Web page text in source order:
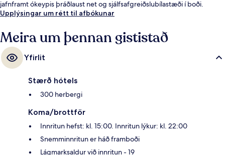
jafnframt ókeypis þráðlaust net og sjálfsafgreiðslubílastæði í boði.
Upplýsingar um rétt til afbókunar
Meira um þennan gististað
Yfirlit
Stærð hótels
300 herbergi
Koma/brottför
Innritun hefst: kl. 15:00. Innritun lýkur: kl. 22:00
Snemminnritun er háð framboði
Lágmarksaldur við innritun - 19